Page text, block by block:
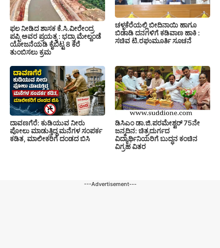
ಫಲ ನೀಡಿದ ಶಾಸಕ ಕೆ.ಸಿ.ವೀರೇಂದ್ರ
ಪಪ್ಪಿ ಅವರ ಪ್ರಯತ್ನ : ಭದ್ರಾ ಮೇಲ್ದಂಡೆ
ಯೋಜನೆಯಡಿ ಕೈಬಿಟ್ಟ 8 ಕೆರೆ
ತುಂಬಿಸಲು ಕ್ರಮ
ಚಳ್ಳಕೆರೆಯಲ್ಲಿ ಬೀದಿನಾಯಿ ಹಾಗೂ
ಬಿಡಾಡಿ ದನಗಳಿಗೆ ಕಡಿವಾಣ ಹಾಕಿ :
ಸಚಿವ ಟಿ.ರಘುಮೂರ್ತಿ ಸೂಚನೆ
ದಾವಣಗೆರೆ: ಕುಡಿಯುವ ನೀರು
ಪೋಲು ಮಾಡುತ್ತಿದ್ದ ಮನೆಗಳ ಸಂಪರ್ಕ
ಕಡಿತ, ಮಾಲೀಕರಿಗೆ ದಂಡದ ಬಿಸಿ
ಡಿಸಿಎಂ ಡಾ.ಜಿ.ಪರಮೇಶ್ವರ್ 75ನೇ
ಜನ್ಮದಿನ: ಚಿತ್ರದುರ್ಗದ
ವಿದ್ಯಾರ್ಥಿನಿಯರಿಗೆ ಬುದ್ಧನ ಕಂಚಿನ
ವಿಗ್ರಹ ವಿತರ
---Advertisement---